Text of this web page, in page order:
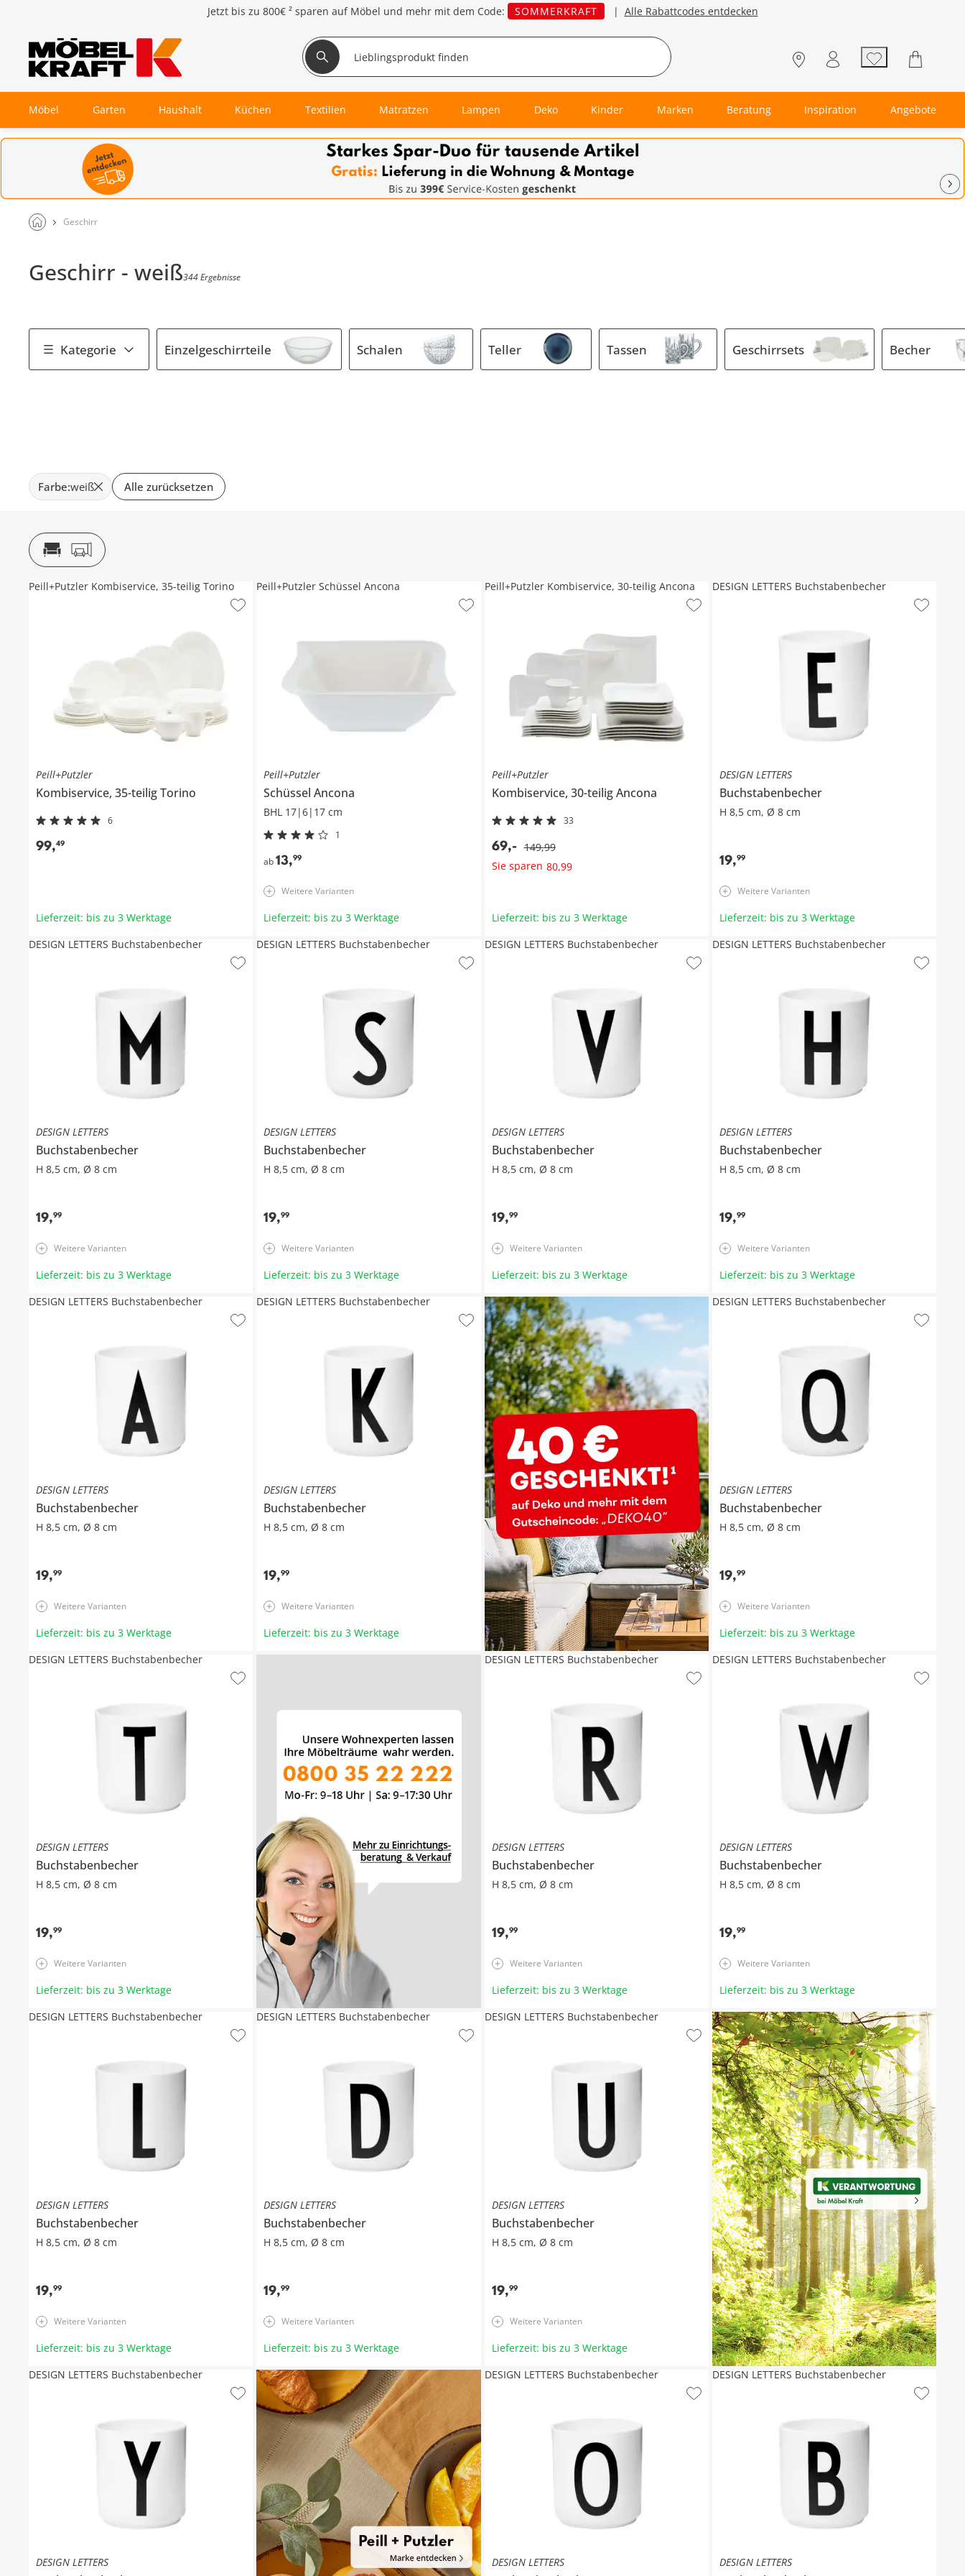
Jetzt bis zu 800€ ² sparen auf Möbel und mehr mit dem Code: SOMMERKRAFT | Alle Rabattcodes entdecken
Möbel Garten Haushalt Küchen Textilien Matratzen Lampen Deko Kinder Marken Beratung Inspiration Angebote
Geschirr
Geschirr - weiß344 Ergebnisse
Kategorie Einzelgeschirrteile Schalen Teller Tassen Geschirrsets Becher
Farbe:weiß Alle zurücksetzen
Peill+Putzler
Kombiservice, 35-teiligTorino
6
99,49
Peill+Putzler Kombiservice, 35-teilig Torino
Lieferzeit: bis zu 3 Werktage
Peill+Putzler
SchüsselAncona
BHL 17|6|17 cm
1
ab 13,99
Peill+Putzler Schüssel Ancona
Weitere Varianten
Lieferzeit: bis zu 3 Werktage
Peill+Putzler
Kombiservice, 30-teiligAncona
33
69,- 149,99
Sie sparen 80,99
Peill+Putzler Kombiservice, 30-teilig Ancona
Lieferzeit: bis zu 3 Werktage
DESIGN LETTERS
Buchstabenbecher
H 8,5 cm, Ø 8 cm
19,99
DESIGN LETTERS Buchstabenbecher
Weitere Varianten
Lieferzeit: bis zu 3 Werktage
DESIGN LETTERS
Buchstabenbecher
H 8,5 cm, Ø 8 cm
19,99
DESIGN LETTERS Buchstabenbecher
Weitere Varianten
Lieferzeit: bis zu 3 Werktage
DESIGN LETTERS
Buchstabenbecher
H 8,5 cm, Ø 8 cm
19,99
DESIGN LETTERS Buchstabenbecher
Weitere Varianten
Lieferzeit: bis zu 3 Werktage
DESIGN LETTERS
Buchstabenbecher
H 8,5 cm, Ø 8 cm
19,99
DESIGN LETTERS Buchstabenbecher
Weitere Varianten
Lieferzeit: bis zu 3 Werktage
DESIGN LETTERS
Buchstabenbecher
H 8,5 cm, Ø 8 cm
19,99
DESIGN LETTERS Buchstabenbecher
Weitere Varianten
Lieferzeit: bis zu 3 Werktage
DESIGN LETTERS
Buchstabenbecher
H 8,5 cm, Ø 8 cm
19,99
DESIGN LETTERS Buchstabenbecher
Weitere Varianten
Lieferzeit: bis zu 3 Werktage
DESIGN LETTERS
Buchstabenbecher
H 8,5 cm, Ø 8 cm
19,99
DESIGN LETTERS Buchstabenbecher
Weitere Varianten
Lieferzeit: bis zu 3 Werktage
DESIGN LETTERS
Buchstabenbecher
H 8,5 cm, Ø 8 cm
19,99
DESIGN LETTERS Buchstabenbecher
Weitere Varianten
Lieferzeit: bis zu 3 Werktage
DESIGN LETTERS
Buchstabenbecher
H 8,5 cm, Ø 8 cm
19,99
DESIGN LETTERS Buchstabenbecher
Weitere Varianten
Lieferzeit: bis zu 3 Werktage
DESIGN LETTERS
Buchstabenbecher
H 8,5 cm, Ø 8 cm
19,99
DESIGN LETTERS Buchstabenbecher
Weitere Varianten
Lieferzeit: bis zu 3 Werktage
DESIGN LETTERS
Buchstabenbecher
H 8,5 cm, Ø 8 cm
19,99
DESIGN LETTERS Buchstabenbecher
Weitere Varianten
Lieferzeit: bis zu 3 Werktage
DESIGN LETTERS
Buchstabenbecher
H 8,5 cm, Ø 8 cm
19,99
DESIGN LETTERS Buchstabenbecher
Weitere Varianten
Lieferzeit: bis zu 3 Werktage
DESIGN LETTERS
Buchstabenbecher
H 8,5 cm, Ø 8 cm
19,99
DESIGN LETTERS Buchstabenbecher
Weitere Varianten
Lieferzeit: bis zu 3 Werktage
DESIGN LETTERS
Buchstabenbecher
H 8,5 cm, Ø 8 cm
19,99
DESIGN LETTERS Buchstabenbecher
Weitere Varianten
Lieferzeit: bis zu 3 Werktage
DESIGN LETTERS
DESIGN LETTERS Buchstabenbecher
DESIGN LETTERS
DESIGN LETTERS Buchstabenbecher
DESIGN LETTERS
DESIGN LETTERS Buchstabenbecher